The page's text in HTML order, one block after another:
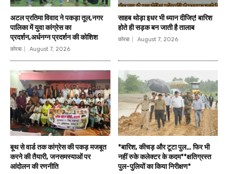
अटल प्रतिमा विवाद ने पकड़ा तूल,नगर
पालिका में युवा कांग्रेस का
प्रदर्शन,अर्धनग्न प्रदर्शन की कोशिश
कोरबा August 7, 2026
साहब थोड़ा इधर भी ध्यान दीजिए! बारिश
होते ही सड़क बन जाती है तालाब
कोरबा August 7, 2026
बूथ से वार्ड तक कांग्रेस की पकड़ मजबूत
करने की तैयारी, जनसमस्याओं पर
आंदोलन की रणनीति
*बारिश, कीचड़ और टूटा पुल… फिर भी
नहीं रुके कलेक्टर के कदम**क्षतिग्रस्त
पुल-पुलियों का किया निरीक्षण*